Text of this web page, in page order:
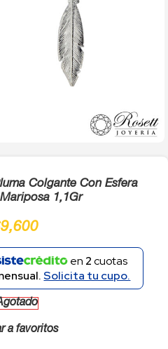
Colgante Con Esfera
1,1Gr
en 2cuotas
Solicita tu cupo.
a favoritos